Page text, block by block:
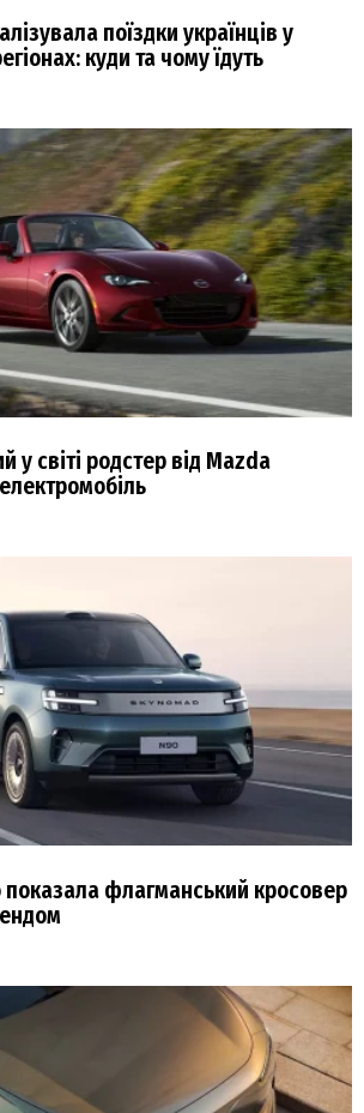
поїздки українців у
куди та чому їдуть
у світі родстер від Mazda
показала флагманський кросовер